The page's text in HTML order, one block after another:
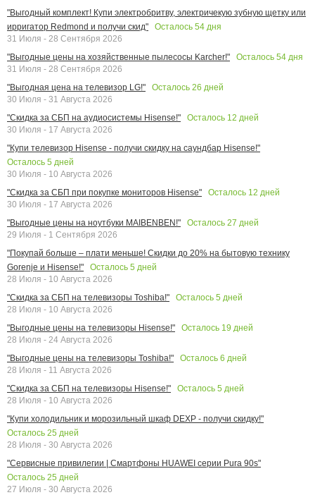
"Выгодный комплект! Купи электробритву, электричекую зубную щетку или
ирригатор Redmond и получи скид"
Осталось 54 дня
31 Июля - 28 Сентября 2026
"Выгодные цены на хозяйственные пылесосы Karcher!"
Осталось 54 дня
31 Июля - 28 Сентября 2026
"Выгодная цена на телевизор LG!"
Осталось 26 дней
30 Июля - 31 Августа 2026
"Скидка за СБП на аудиосистемы Hisense!"
Осталось 12 дней
30 Июля - 17 Августа 2026
"Купи телевизор Hisense - получи скидку на саундбар Hisense!"
Осталось 5 дней
30 Июля - 10 Августа 2026
"Скидка за СБП при покупке мониторов Hisense"
Осталось 12 дней
30 Июля - 17 Августа 2026
"Выгодные цены на ноутбуки MAIBENBEN!"
Осталось 27 дней
29 Июля - 1 Сентября 2026
"Покупай больше – плати меньше! Скидки до 20% на бытовую технику
Gorenje и Hisense!"
Осталось 5 дней
28 Июля - 10 Августа 2026
"Скидка за СБП на телевизоры Toshiba!"
Осталось 5 дней
28 Июля - 10 Августа 2026
"Выгодные цены на телевизоры Hisense!"
Осталось 19 дней
28 Июля - 24 Августа 2026
"Выгодные цены на телевизоры Toshiba!"
Осталось 6 дней
28 Июля - 11 Августа 2026
"Скидка за СБП на телевизоры Hisense!"
Осталось 5 дней
28 Июля - 10 Августа 2026
"Купи холодильник и морозильный шкаф DEXP - получи скидку!"
Осталось 25 дней
28 Июля - 30 Августа 2026
"Сервисные привилегии | Смартфоны HUAWEI серии Pura 90s"
Осталось 25 дней
27 Июля - 30 Августа 2026